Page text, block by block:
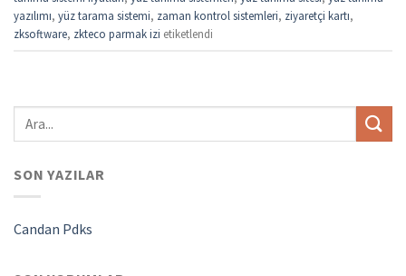
yazılımı, yüz tarama sistemi, zaman kontrol sistemleri, ziyaretçi kartı,
zksoftware, zkteco parmak izi etiketlendi
SON YAZILAR
Candan Pdks